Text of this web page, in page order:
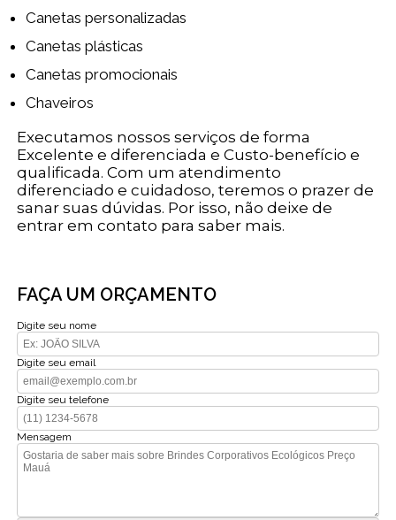
Canetas personalizadas
Canetas plásticas
Canetas promocionais
Chaveiros
Executamos nossos serviços de forma
Excelente e diferenciada e Custo-benefício e
qualificada. Com um atendimento
diferenciado e cuidadoso, teremos o prazer de
sanar suas dúvidas. Por isso, não deixe de
entrar em contato para saber mais.
FAÇA UM ORÇAMENTO
Digite seu nome
Digite seu email
Digite seu telefone
Mensagem